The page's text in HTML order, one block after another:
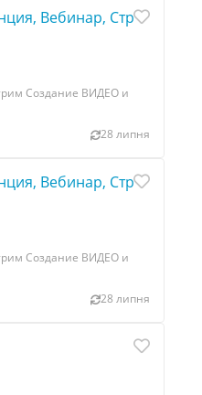
Вебинар, Стрим
Создание ВИДЕО и
28 липня
Вебинар, Стрим
Создание ВИДЕО и
28 липня